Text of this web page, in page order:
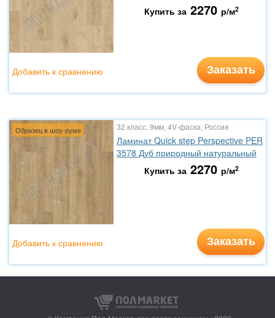
Купить за 2270 р/м2
Заказать
Добавить к сравнению
Образец в шоу-руме 32 класс, 9мм, 4V-фаска, Россия
Ламинат Quick step Perspective PER
3578 Дуб природный натуральный
Купить за 2270 р/м2
Заказать
Добавить к сравнению